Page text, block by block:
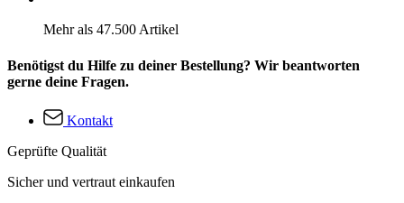
Mehr als 47.500 Artikel
Benötigst du Hilfe zu deiner Bestellung? Wir beantworten
gerne deine Fragen.
Kontakt
Geprüfte Qualität
Sicher und vertraut einkaufen